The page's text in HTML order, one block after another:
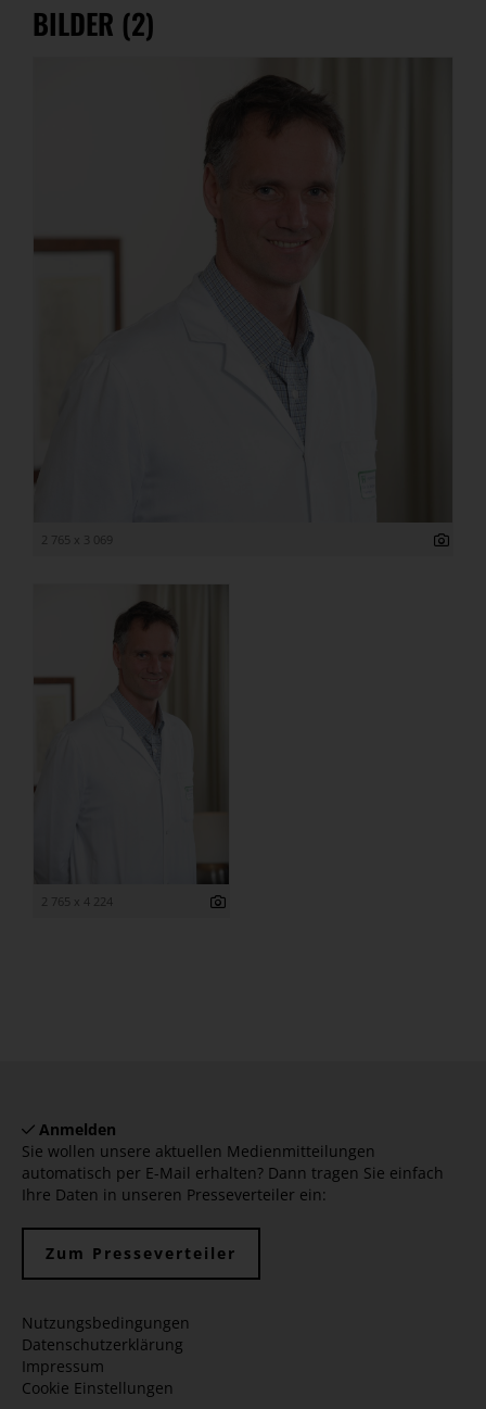
BILDER (2)
2 765 x 3 069
2 765 x 4 224
Anmelden
Sie wollen unsere aktuellen Medienmitteilungen
automatisch per E-Mail erhalten? Dann tragen Sie einfach
Ihre Daten in unseren Presseverteiler ein:
Zum Presseverteiler
Nutzungsbedingungen
Datenschutzerklärung
Impressum
Cookie Einstellungen